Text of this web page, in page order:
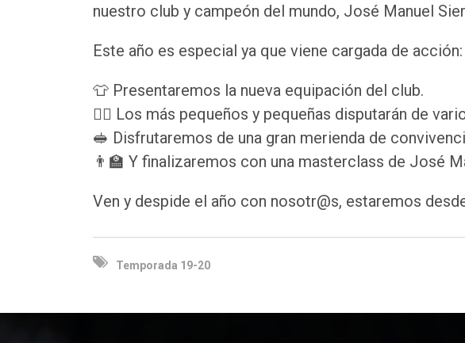
nuestro club y campeón del mundo, José Manuel
Este año es especial ya que viene cargada de acción:
👕 Presentaremos la nueva equipación del club.
🤾‍♂️ Los más pequeños y pequeñas disputarán de
🥪 Disfrutaremos de una gran merienda de
👨‍🏫 Y finalizaremos con una masterclass de José
Ven y despide el año con nosotr@s, estaremos
Temporada 19-20